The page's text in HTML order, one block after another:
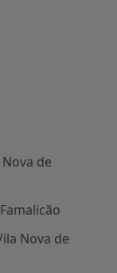
de
Nova de